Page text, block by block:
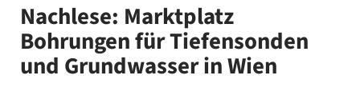
Nachlese: Marktplatz
Bohrungen für Tiefensonden
und Grundwasser in Wien